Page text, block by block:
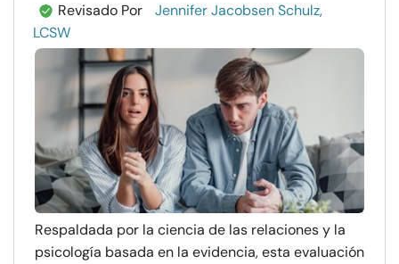
Revisado Por
Jennifer Jacobsen Schulz,
LCSW
Respaldada por la ciencia de las relaciones y la
psicología basada en la evidencia, esta evaluación